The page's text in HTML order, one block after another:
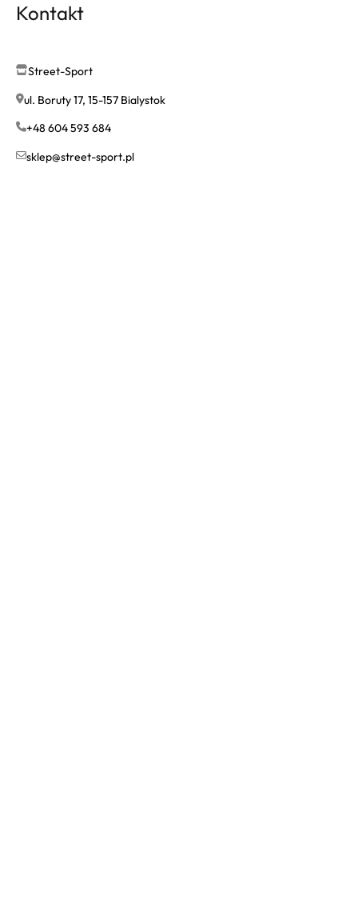
Kontakt
Street-Sport
ul. Boruty 17, 15-157 Bialystok
+48 604 593 684
sklep@street-sport.pl